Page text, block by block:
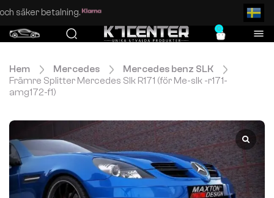
Enkel och säker betalning.
0
Hem Mercedes
Mercedes benz SLK
Främre Splitter Mercedes Slk R171 (för Me-slk -r171-
amg172-f1)